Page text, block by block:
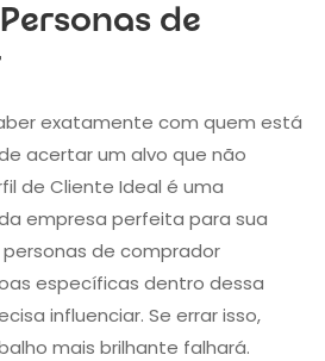
de
exatamente com quem está
acertar um alvo que não
de Cliente Ideal é uma
empresa perfeita para sua
de comprador
específicas dentro dessa
influenciar. Se errar isso,
mais brilhante falhará.